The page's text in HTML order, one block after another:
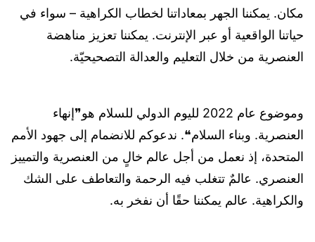
مكان. يمكننا الجهر بمعاداتنا لخطاب الكراهية – سواء في
حياتنا الواقعية أو عبر الإنترنت. يمكننا تعزيز مناهضة
العنصرية من خلال التعليم والعدالة التصحيحيّة.
وموضوع عام 2022 لليوم الدولي للسلام هو❞إنهاء
العنصرية. وبناء السلام❝. ندعوكم للانضمام إلى جهود الأمم
المتحدة، إذ نعمل من أجل عالم خالٍ من العنصرية والتمييز
العنصري. عالمٌ تتغلب فيه الرحمة والتعاطف على الشك
والكراهية. عالم يمكننا حقًا أن نفخر به.